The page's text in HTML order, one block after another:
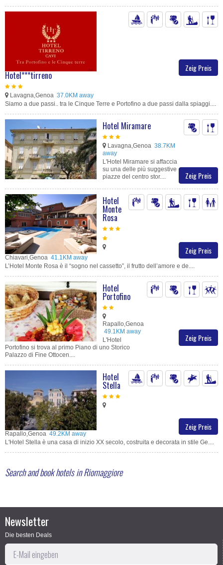
Zeig Preis
Hotel***tirreno
Lavagna,Genoa 37.0KM away
Siamo a due passi.. tra le Cinque Terre e Portofino a due passi dalla spiaggi....
Zeig Preis
Hotel Miramare
Lavagna,Genoa 38.7KM
away
L'Hotel Miramare si affaccia
su una delle più suggestive
piazze del centro stor....
Zeig Preis
Hotel
Monte
Rosa
Chiavari,Genoa 41.1KM away
L’Hotel Monte Rosa è il “sogno nel cassetto”, il frutto dell’amore e de....
Zeig Preis
Hotel
Portofino
Rapallo,Genoa
49.1KM away
L'Hotel
Portofino si trova al primo Piano di uno Storico
Palazzo di Fine Ottocen....
Zeig Preis
Hotel
Stella
Rapallo,Genoa 49.2KM away
L'Hotel Stella è una casa di inizio XX secolo, costruita e decorata in stile Ge....
Search and book hotels in Riomaggiore
Newsletter
Die besten Deals